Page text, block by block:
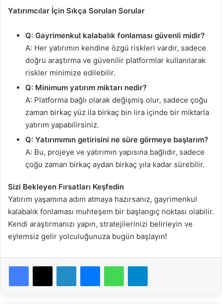
Yatırımcılar İçin Sıkça Sorulan Sorular
Q: Gayrimenkul kalabalık fonlaması güvenli midir?
A: Her yatırımın kendine özgü riskleri vardır, sadece
doğru araştırma ve güvenilir platformlar kullanılarak
riskler minimize edilebilir.
Q: Minimum yatırım miktarı nedir?
A: Platforma bağlı olarak değişmiş olur, sadece çoğu
zaman birkaç yüz ila birkaç bin lira içinde bir miktarla
yatırım yapabilirsiniz.
Q: Yatırımımın getirisini ne süre görmeye başlarım?
A: Bu, projeye ve yatırımın yapısına bağlıdır, sadece
çoğu zaman birkaç aydan birkaç yıla kadar sürebilir.
Sizi Bekleyen Fırsatları Keşfedin
Yatırım yaşamına adım atmaya hazırsanız, gayrimenkul
kalabalık fonlaması muhteşem bir başlangıç noktası olabilir.
Kendi araştırmanızı yapın, stratejilerinizi belirleyin ve
eylemsiz gelir yolculuğunuza bugün başlayın!
Facebook
X LinkedInMessengerWhatsAppTelegram